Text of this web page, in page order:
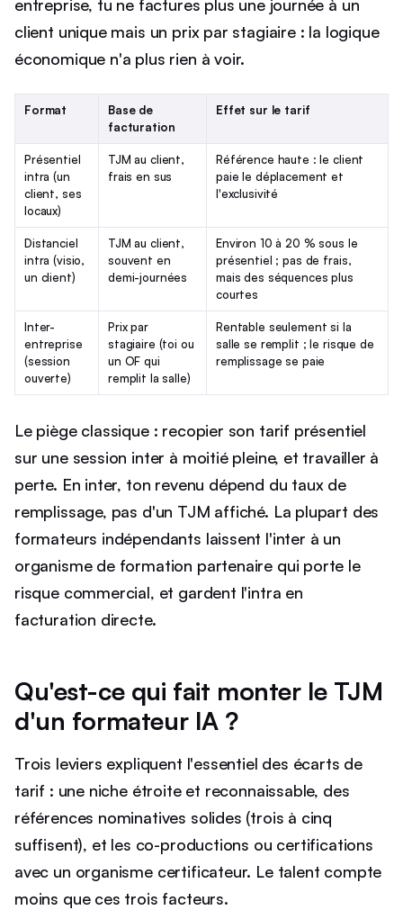
entreprise, tu ne factures plus une journée à un
client unique mais un prix par stagiaire : la logique
économique n'a plus rien à voir.
Format
Base de
facturation
Effet sur le tarif
Présentiel
intra (un
client, ses
locaux)
TJM au client,
frais en sus
Référence haute : le client
paie le déplacement et
l'exclusivité
Distanciel
intra (visio,
un client)
TJM au client,
souvent en
demi-journées
Environ 10 à 20 % sous le
présentiel ; pas de frais,
mais des séquences plus
courtes
Inter-
entreprise
(session
ouverte)
Prix par
stagiaire (toi ou
un OF qui
remplit la salle)
Rentable seulement si la
salle se remplit ; le risque de
remplissage se paie
Le piège classique : recopier son tarif présentiel
sur une session inter à moitié pleine, et travailler à
perte. En inter, ton revenu dépend du taux de
remplissage, pas d'un TJM affiché. La plupart des
formateurs indépendants laissent l'inter à un
organisme de formation partenaire qui porte le
risque commercial, et gardent l'intra en
facturation directe.
Qu'est-ce qui fait monter le TJM
d'un formateur IA ?
Trois leviers expliquent l'essentiel des écarts de
tarif : une niche étroite et reconnaissable, des
références nominatives solides (trois à cinq
suffisent), et les co-productions ou certifications
avec un organisme certificateur. Le talent compte
moins que ces trois facteurs.